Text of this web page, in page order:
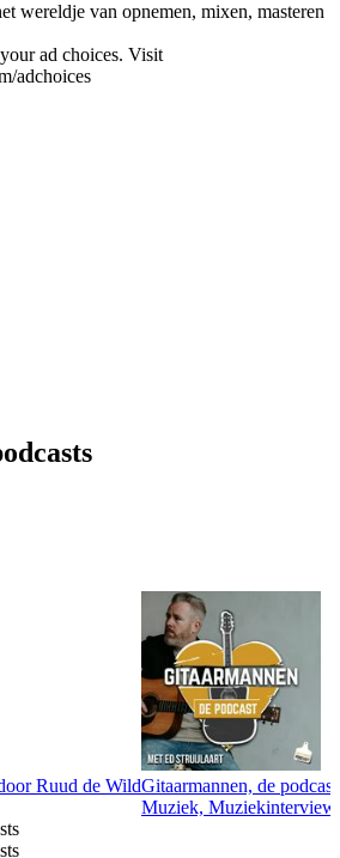
wereldje van opnemen, mixen, masteren
ad choices. Visit
adchoices
Ruud de WildGitaarmannen, de podcast
Muziek,